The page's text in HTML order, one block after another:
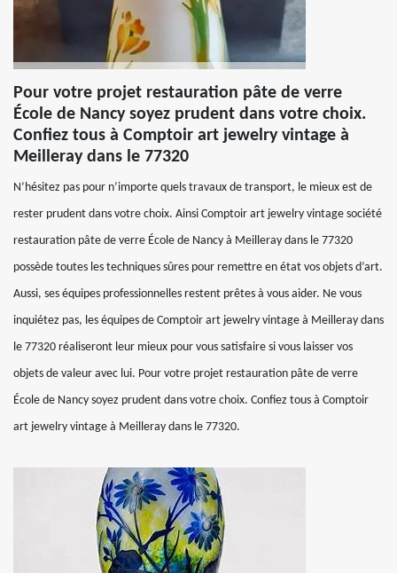
Pour votre projet restauration pâte de verre
École de Nancy soyez prudent dans votre choix.
Confiez tous à Comptoir art jewelry vintage à
Meilleray dans le 77320
N’hésitez pas pour n’importe quels travaux de transport, le mieux est de
rester prudent dans votre choix. Ainsi Comptoir art jewelry vintage société
restauration pâte de verre École de Nancy à Meilleray dans le 77320
possède toutes les techniques sûres pour remettre en état vos objets d’art.
Aussi, ses équipes professionnelles restent prêtes à vous aider. Ne vous
inquiétez pas, les équipes de Comptoir art jewelry vintage à Meilleray dans
le 77320 réaliseront leur mieux pour vous satisfaire si vous laisser vos
objets de valeur avec lui. Pour votre projet restauration pâte de verre
École de Nancy soyez prudent dans votre choix. Confiez tous à Comptoir
art jewelry vintage à Meilleray dans le 77320.